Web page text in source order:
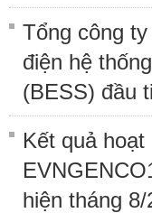
Tổng công
điện hệ
(BESS) đầu
Kết quả
hiện tháng 8/